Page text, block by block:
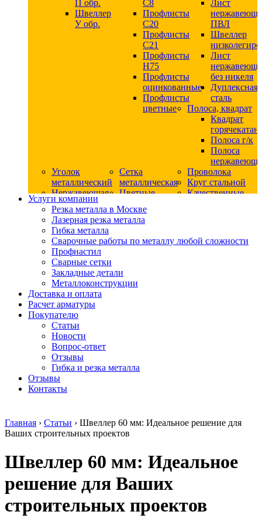
П обр.
Швеллер
У обр.
С8
Профлисты
С20
Профлисты
C21
Профлисты
Н75
Профлисты
оцинкованные
Профлисты
цветные
Лист
ПВЛ
Швеллер
Лист
без никеля
Дуплексная
сталь
Полоса, квадрат
Квадрат
Полоса г/к
Полоса
Уголок
металлический
Сетка
металлическая
Проволока
Круг стальной
Нержавеющая
сталь
Квадрат
нержавеющий
никельсодержащий
Круг
нержавеющий
безникелевый
жаропрочный
Круг
нержавеющий
никельсодержащий
Шестигранник
нержавеющий
никельсодержащий
Шестигранник
нержавеющий
безникелевый
Трубы
нержавеющие
AISI
прямоугольные
нержавеющие
AISI
Цветные
Шестигранник
дюралевый
дюралевый
Общестроительный
Плита
алюминиевая
алюминиевый
Тавр
Качественные
стальные
Услуги компании
Резка металла в Москве
Лазерная резка металла
Гибка металла
Сварочные работы по металлу любой сложности
Профнастил
Сварные сетки
Закладные детали
Металлоконструкции
Доставка и оплата
Расчет арматуры
Покупателю
Статьи
Новости
Вопрос-ответ
Отзывы
Гибка и резка металла
Отзывы
Контакты
Главная › Статьи › Швеллер 60 мм: Идеальное решение для
Ваших строительных проектов
Швеллер 60 мм: Идеальное
решение для Ваших
строительных проектов